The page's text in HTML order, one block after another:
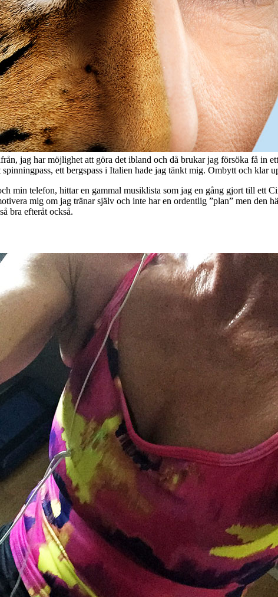
jag har möjlighet att göra det ibland och då brukar jag försöka få in
ett bergspass i Italien hade jag tänkt mig. Ombytt och klar
min telefon, hittar en gammal musiklista som jag en gång gjort till ett
mig om jag tränar själv och inte har en ordentlig ”plan” men
bra efteråt också.